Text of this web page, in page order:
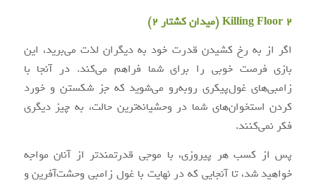
Killing Floor 2 (میدان کشتار ۲)
اگر از به رخ کشیدن قدرت خود به دیگران لذت می‌برید، این
بازی فرصت خوبی را برای شما فراهم می‌کند. در آنجا با
زامبی‌های غول‌پیکری روبه‌رو می‌شوید که جز شکستن و خورد
کردن استخوان‌های شما در وحشیانه‌ترین حالت، به چیز دیگری
فکر نمی‌کنند.
پس از کسب هر پیروزی، با موجی قدرتمندتر از آنان مواجه
خواهید شد، تا آنجایی که در نهایت با غول زامبی وحشت‌آفرین و